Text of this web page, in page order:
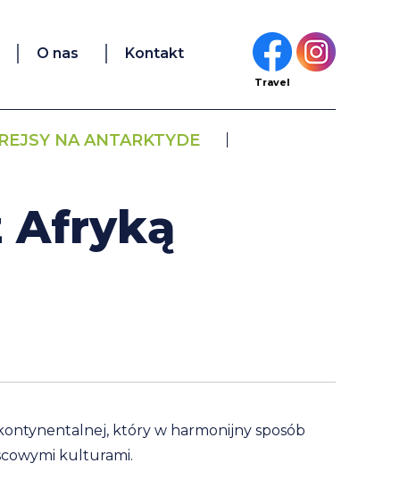
O nas Kontakt
Travel
REJSY NA ANTARKTYDE
Afryką
który w harmonijny sposób
kulturami.